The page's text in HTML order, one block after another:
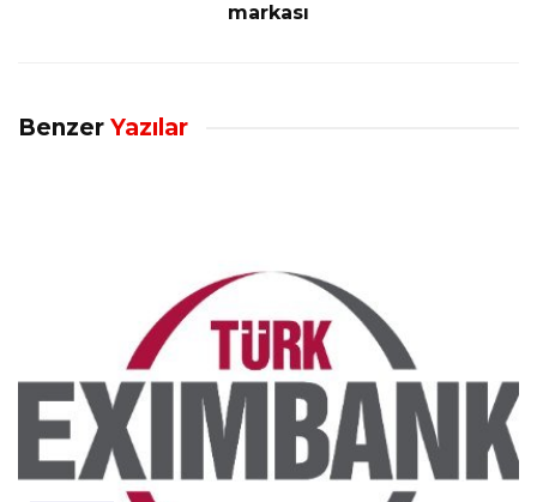
markası
Benzer Yazılar